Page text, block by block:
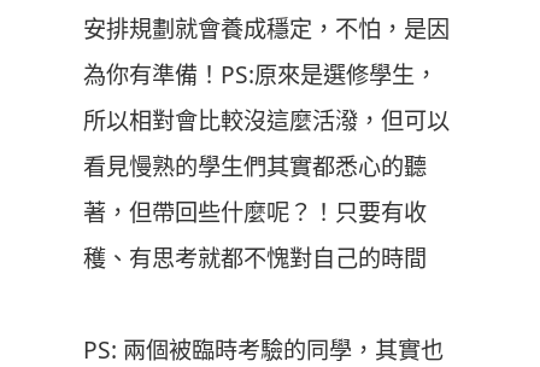
安排規劃就會養成穩定，不怕，是因
為你有準備！PS:原來是選修學生，
所以相對會比較沒這麼活潑，但可以
看見慢熟的學生們其實都悉心的聽
著，但帶回些什麼呢？！只要有收
穫、有思考就都不愧對自己的時間
PS: 兩個被臨時考驗的同學，其實也